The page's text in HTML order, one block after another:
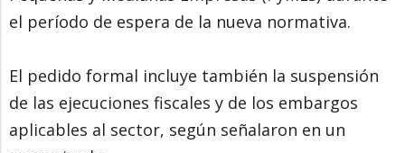
el período de espera de la nueva normativa.
El pedido formal incluye también la suspensión
de las ejecuciones fiscales y de los embargos
aplicables al sector, según señalaron en un